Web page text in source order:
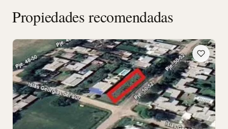
Propiedades recomendadas